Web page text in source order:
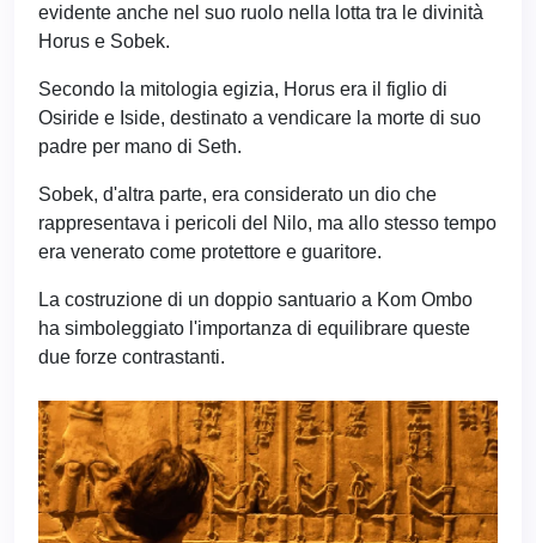
evidente anche nel suo ruolo nella lotta tra le divinità
Horus e Sobek.
Secondo la mitologia egizia, Horus era il figlio di
Osiride e Iside, destinato a vendicare la morte di suo
padre per mano di Seth.
Sobek, d'altra parte, era considerato un dio che
rappresentava i pericoli del Nilo, ma allo stesso tempo
era venerato come protettore e guaritore.
La costruzione di un doppio santuario a Kom Ombo
ha simboleggiato l'importanza di equilibrare queste
due forze contrastanti.